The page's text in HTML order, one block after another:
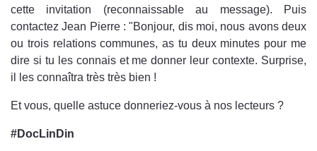
cette invitation (reconnaissable au message). Puis
contactez Jean Pierre : "Bonjour, dis moi, nous avons deux
ou trois relations communes, as tu deux minutes pour me
dire si tu les connais et me donner leur contexte. Surprise,
il les connaîtra très très bien !
Et vous, quelle astuce donneriez-vous à nos lecteurs ?
#DocLinDin